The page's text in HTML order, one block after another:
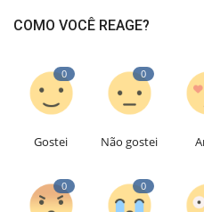
COMO VOCÊ REAGE?
0
Gostei
0
Não gostei
0 0